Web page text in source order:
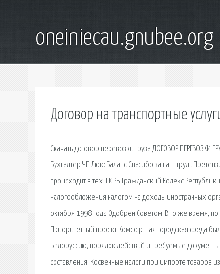
oneiniecau.gnubee.org
Договор на транспортные
Скачать договор перевозки груза ДОГОВОР ПЕРЕВОЗКИ
Бухгалтер ЧП ЛюксБаланс Спасибо за ваш труд!.
происходит в тех. ГК РБ Гражданский Кодекс
налогообложения налогом на доходы иностранных
октября 1998 года Одобрен Советом. В то же время,
Приоритетный проект Комфортная городская среда
Белоруссию, порядок действий и требуемые
составления. Косвенные налоги при импорте товаров